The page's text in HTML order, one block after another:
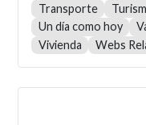
Transporte
Un día como hoy
Vivienda
Webs